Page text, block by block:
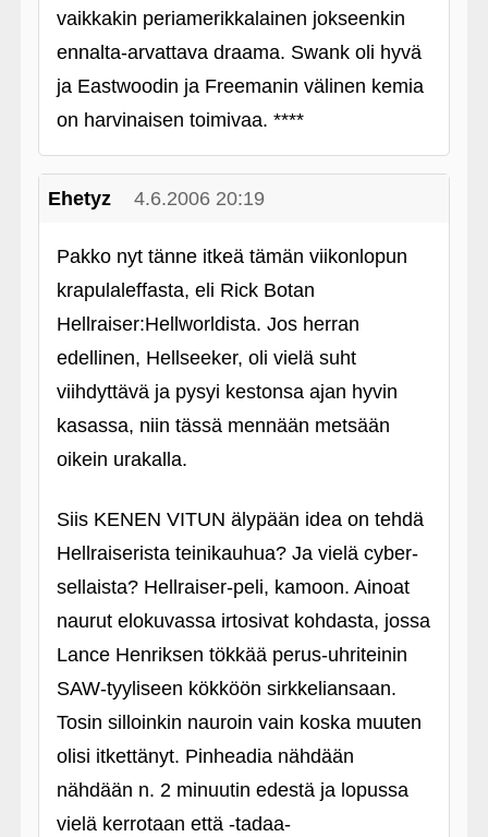
vaikkakin periamerikkalainen jokseenkin
ennalta-arvattava draama. Swank oli hyvä
ja Eastwoodin ja Freemanin välinen kemia
on harvinaisen toimivaa. ****
Ehetyz 4.6.2006 20:19
Pakko nyt tänne itkeä tämän viikonlopun
krapulaleffasta, eli Rick Botan
Hellraiser:Hellworldista. Jos herran
edellinen, Hellseeker, oli vielä suht
viihdyttävä ja pysyi kestonsa ajan hyvin
kasassa, niin tässä mennään metsään
oikein urakalla.
Siis KENEN VITUN älypään idea on tehdä
Hellraiserista teinikauhua? Ja vielä cyber-
sellaista? Hellraiser-peli, kamoon. Ainoat
naurut elokuvassa irtosivat kohdasta, jossa
Lance Henriksen tökkää perus-uhriteinin
SAW-tyyliseen kökköön sirkkeliansaan.
Tosin silloinkin nauroin vain koska muuten
olisi itkettänyt. Pinheadia nähdään
nähdään n. 2 minuutin edestä ja lopussa
vielä kerrotaan että ‑tadaa-